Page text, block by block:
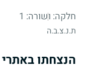
חלקה: ושורה: 1
ת.נ.צ.ב.ה
הנצחתו באתרי